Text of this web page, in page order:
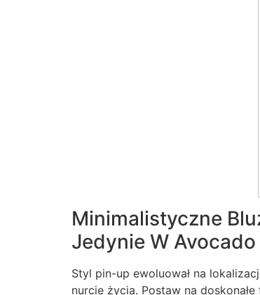
Minimalistyczne
Jedynie W
Styl pin-up ewoluował na
nurcie życia. Postaw na